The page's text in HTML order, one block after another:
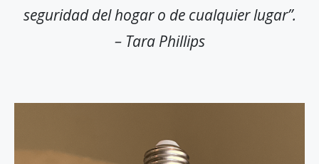
seguridad del hogar o de cualquier lugar”.
– Tara Phillips